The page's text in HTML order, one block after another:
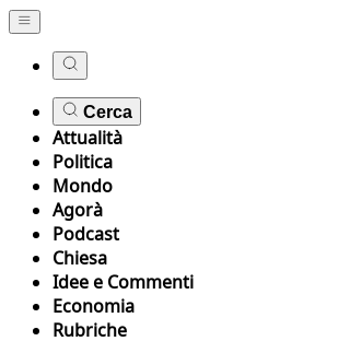
Cerca
Attualità
Politica
Mondo
Agorà
Podcast
Chiesa
Idee e Commenti
Economia
Rubriche